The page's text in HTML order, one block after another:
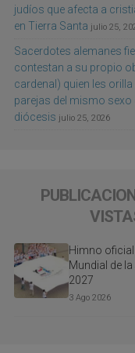
judíos que afecta a
en Tierra Santa julio 25,
Sacerdotes alemanes
contestan a su propio
cardenal) quien les
parejas del mismo sexo
diócesis julio 25, 2026
Himno
Mundial de la
2027
3 Ago 2026